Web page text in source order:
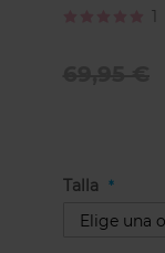
Calificación:1
Talla